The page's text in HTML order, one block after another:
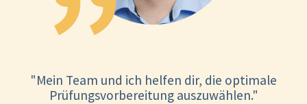
"Mein Team und ich helfen dir, die optimale
Prüfungsvorbereitung auszuwählen."